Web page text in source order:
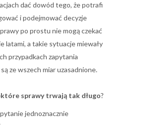
dać dowód tego, że potrafi
i podejmować decyzje
po prostu nie mogą czekać
latami, a takie sytuacje miewały
przypadkach zapytania
ze wszech miar uzasadnione.
sprawy trwają tak długo?
jednoznacznie